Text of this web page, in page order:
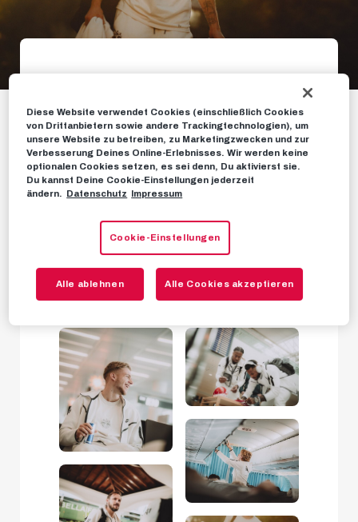
Galerie: Anreise und
Auftakttraining in
Marbella
Start unseres Trainingslagers in Spanien
Diese Website verwendet Cookies (einschließlich Cookies
von Drittanbietern sowie andere Trackingtechnologien), um
unsere Website zu betreiben, zu Marketingzwecken und zur
Verbesserung Deines Online-Erlebnisses. Wir werden keine
optionalen Cookies setzen, es sei denn, Du aktivierst sie.
Du kannst Deine Cookie-Einstellungen jederzeit
ändern. Datenschutz Impressum
Cookie-Einstellungen
Alle ablehnen Alle Cookies akzeptieren